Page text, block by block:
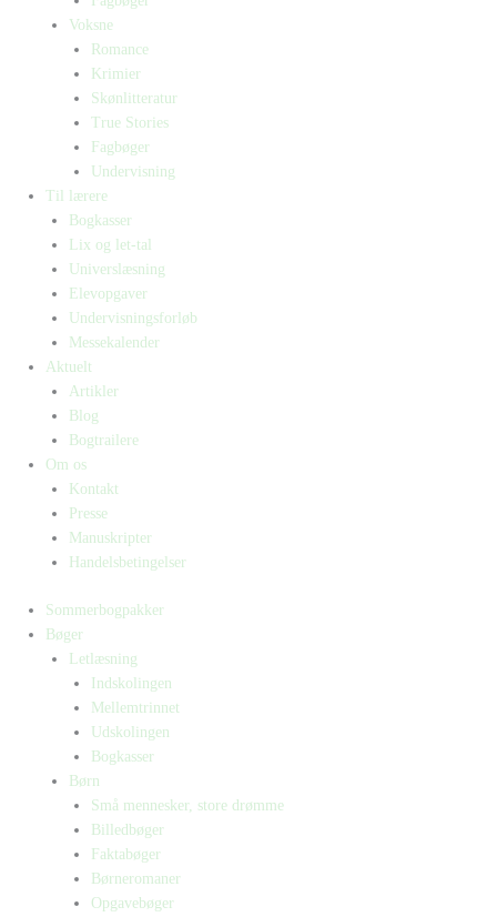
Voksne
Romance
Krimier
Skønlitteratur
True Stories
Fagbøger
Undervisning
Til lærere
Bogkasser
Lix og let-tal
Universlæsning
Elevopgaver
Undervisningsforløb
Messekalender
Aktuelt
Artikler
Blog
Bogtrailere
Om os
Kontakt
Presse
Manuskripter
Handelsbetingelser
Sommerbogpakker
Bøger
Letlæsning
Indskolingen
Mellemtrinnet
Udskolingen
Bogkasser
Børn
Små mennesker, store drømme
Billedbøger
Faktabøger
Børneromaner
Opgavebøger